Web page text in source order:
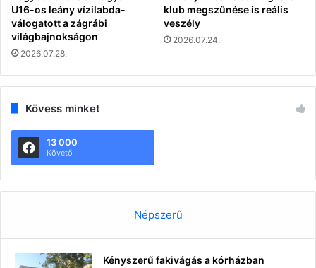
U16-os leány vízilabda-
válogatott a zágrábi
világbajnokságon
2026.07.28.
klub megszűnése is reális
veszély
2026.07.24.
Kövess minket
13 000
Követő
Népszerű
Kényszerű fakivágás a kórházban